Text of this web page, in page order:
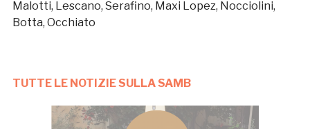
Malotti, Lescano, Serafino, Maxi Lopez, Nocciolini,
Botta, Occhiato
TUTTE LE NOTIZIE SULLA SAMB